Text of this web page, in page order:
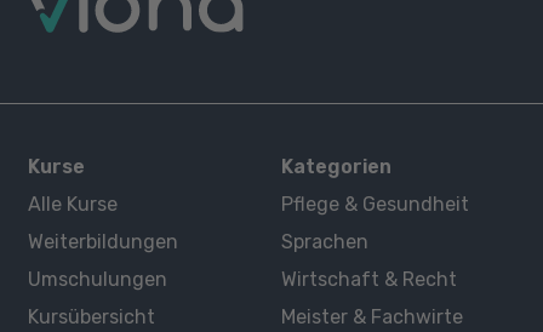
Kurse
Alle Kurse
Weiterbildungen
Umschulungen
Kursübersicht
Kategorien
Pflege & Gesundheit
Sprachen
Wirtschaft & Recht
Meister & Fachwirte